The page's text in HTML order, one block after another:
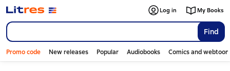
Find
Log in My Books
Promo code New releases Popular Audiobooks Comics and
Слайдер с книгами
Слайдер с книгами